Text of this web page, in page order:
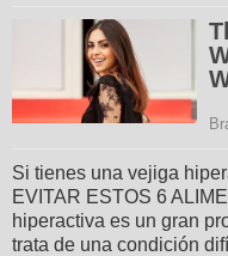
Si tienes una vejiga
EVITAR ESTOS 6
hiperactiva es un gran
trata de una condición